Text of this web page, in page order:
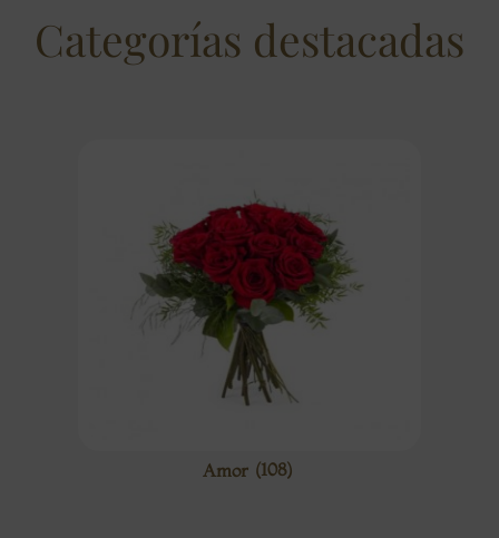
Categorías destacadas
Amor (108)